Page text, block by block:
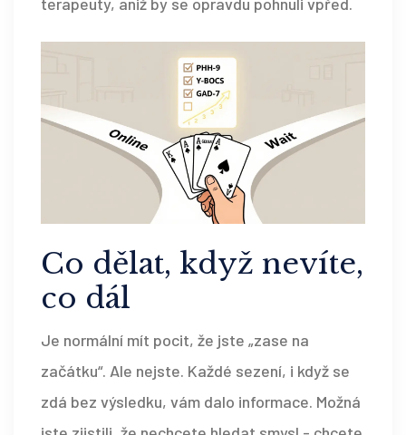
Co dělat, když nevíte,
co dál
Je normální mít pocit, že jste „zase na
začátku“. Ale nejste. Každé sezení, i když se
zdá bez výsledku, vám dalo informace. Možná